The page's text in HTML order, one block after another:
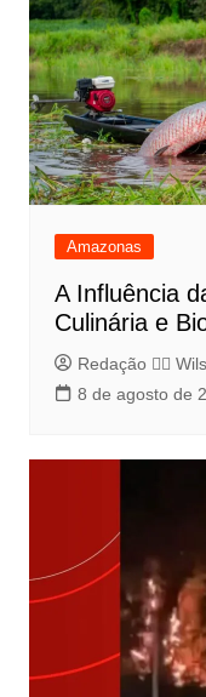
Amazonas
A Influência
Culinária e
Redação 👨‍⚖️​
8 de agosto de